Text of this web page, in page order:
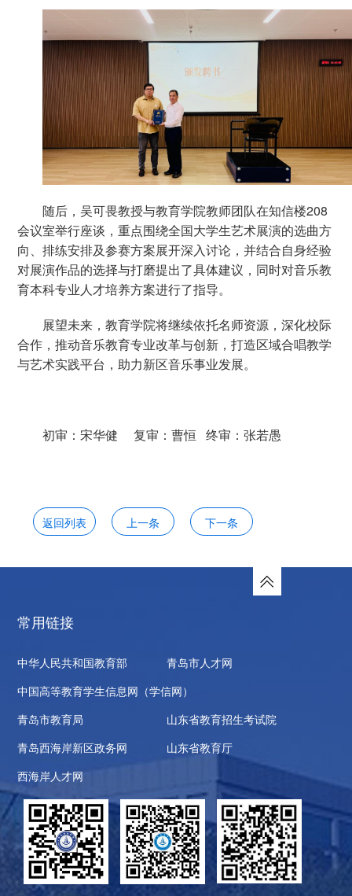
随后，吴可畏教授与教育学院教师团队在知信楼208
会议室举行座谈，重点围绕全国大学生艺术展演的选曲方
向、排练安排及参赛方案展开深入讨论，并结合自身经验
对展演作品的选择与打磨提出了具体建议，同时对音乐教
育本科专业人才培养方案进行了指导。
展望未来，教育学院将继续依托名师资源，深化校际
合作，推动音乐教育专业改革与创新，打造区域合唱教学
与艺术实践平台，助力新区音乐事业发展。
初审：宋华健 复审：曹恒 终审：张若愚
返回列表 上一条 下一条
常用链接
中华人民共和国教育部
青岛市人才网
中国高等教育学生信息网（学信网）
青岛市教育局
山东省教育招生考试院
青岛西海岸新区政务网
山东省教育厅
西海岸人才网